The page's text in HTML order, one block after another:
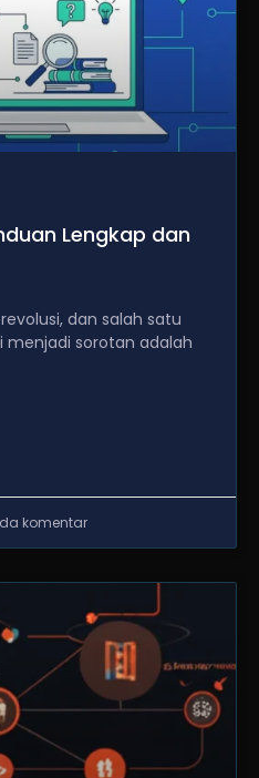
Lengkap dan
dan salah satu
menjadi sorotan adalah
komentar